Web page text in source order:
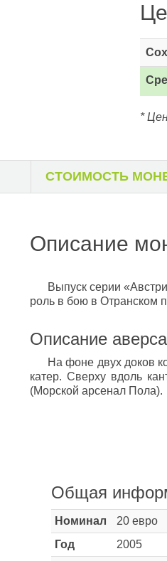
*
СТОИМОСТЬ
Описание
Выпуск серии
роль в бою в Отранском
Описание аверса
На фоне двух доков
катер. Сверху вдоль
(Морской арсенал Пола).
Общая
Номинал
20 евро
Год
2005